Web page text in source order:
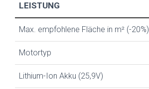
LEISTUNG
Max. empfohlene Fläche in m² (-20%)
Motortyp
Lithium-Ion Akku (25,9V)